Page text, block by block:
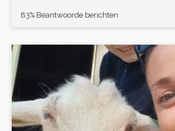
83% Beantwoorde berichten